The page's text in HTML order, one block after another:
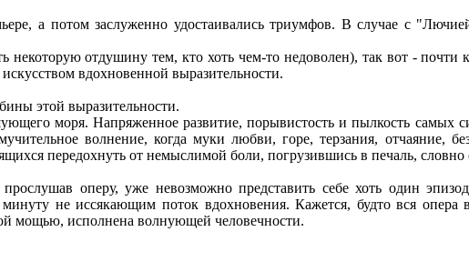
а потом заслуженно удостаивались триумфов. В случае с
отдушину тем, кто хоть чем-то недоволен), так вот - почти
вдохновенной выразительности.
этой выразительности.
моря. Напряженное развитие, порывистость и пылкость самых
волнение, когда муки любви, горе, терзания, отчаяние,
передохнуть от немыслимой боли, погрузившись в печаль,
оперу, уже невозможно представить себе хоть один
не иссякающим поток вдохновения. Кажется, будто вся опера
мощью, исполнена волнующей человечности.